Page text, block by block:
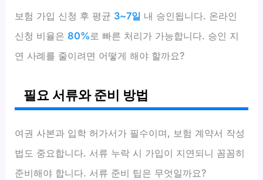
보험 가입 신청 후 평균 3~7일 내 승인됩니다. 온라인
신청 비율은80%로 빠른 처리가 가능합니다. 승인 지
연 사례를 줄이려면 어떻게 해야 할까요?
필요 서류와 준비 방법
여권 사본과 입학 허가서가 필수이며, 보험 계약서 작성
법도 중요합니다. 서류 누락 시 가입이 지연되니 꼼꼼히
준비해야 합니다. 서류 준비 팁은 무엇일까요?